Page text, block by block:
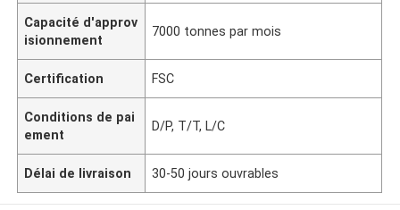
Capacité d'approv
isionnement
7000 tonnes par mois
Certification FSC
Conditions de pai
ement
D/P, T/T, L/C
Délai de livraison 30-50 jours ouvrables